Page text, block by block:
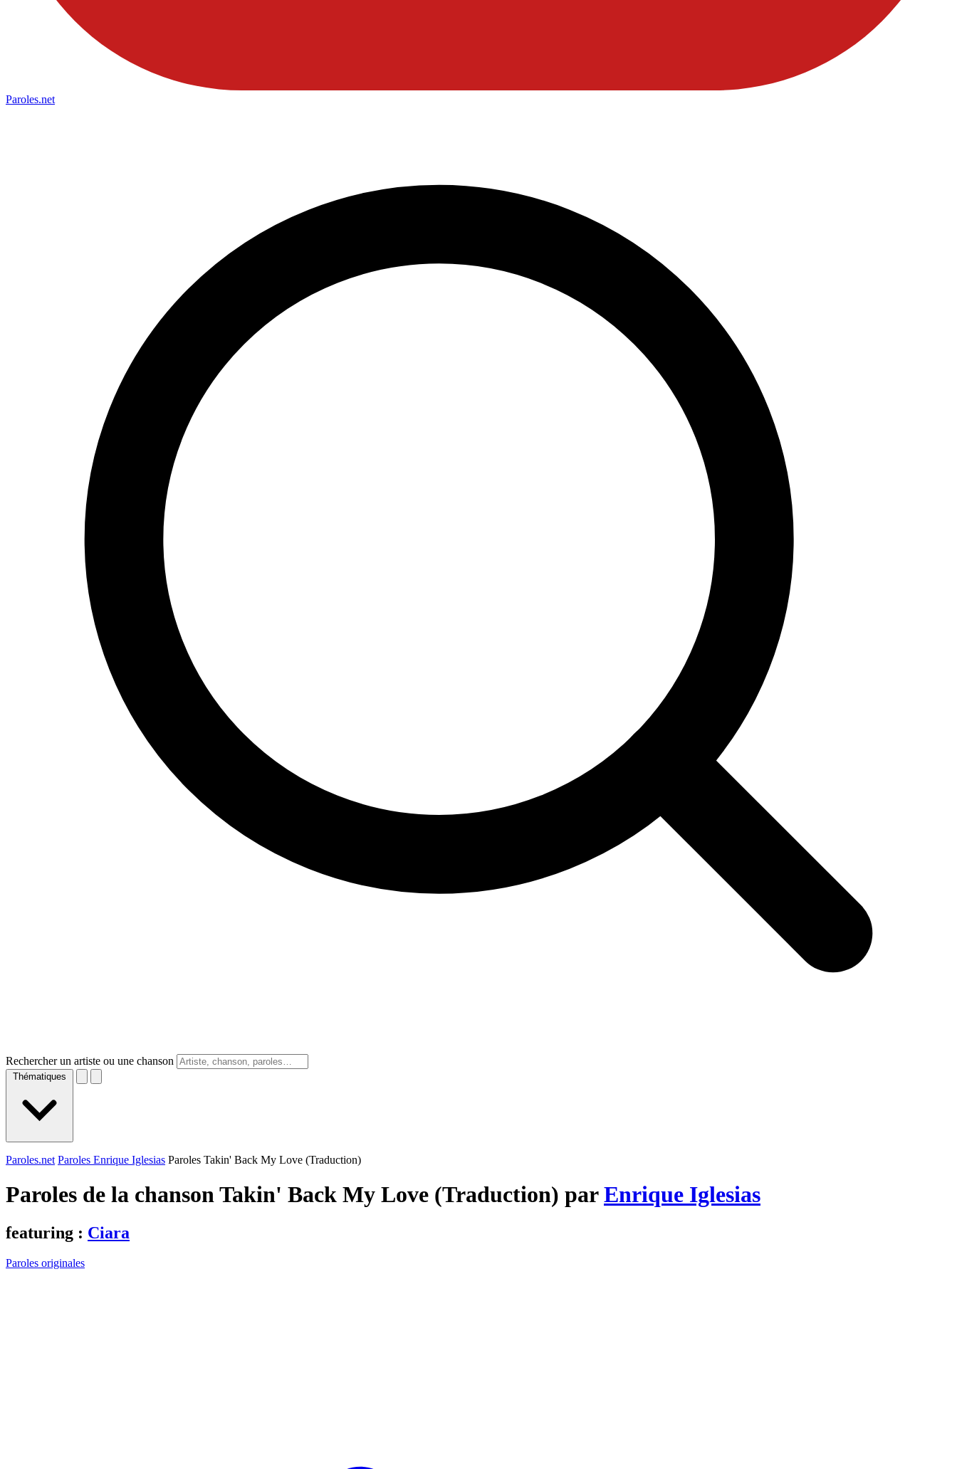
Paroles.net
Rechercher un artiste ou une chanson
Thématiques
Paroles.net Paroles Enrique Iglesias Paroles Takin' Back My Love (Traduction)
Paroles de la chanson Takin' Back My Love (Traduction) parEnrique Iglesias
featuring : Ciara
Paroles originales